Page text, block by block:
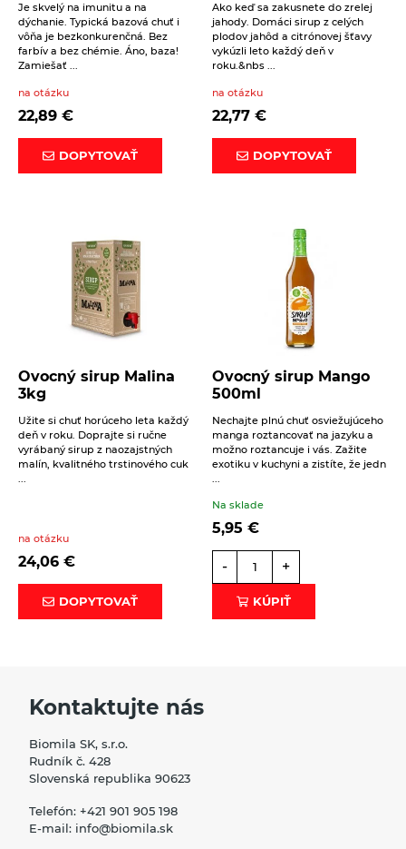
Je skvelý na imunitu a na
dýchanie. Typická bazová chuť i
vôňa je bezkonkurenčná. Bez
farbív a bez chémie. Áno, baza!
Zamiešať ...
na otázku
22,89 €
DOPYTOVAŤ
Ako keď sa zakusnete do zrelej
jahody. Domáci sirup z celých
plodov jahôd a citrónovej šťavy
vykúzli leto každý deň v
roku.&nbs ...
na otázku
22,77 €
DOPYTOVAŤ
Ovocný sirup Malina
3kg
Užite si chuť horúceho leta každý
deň v roku. Doprajte si ručne
vyrábaný sirup z naozajstných
malín, kvalitného trstinového cuk
na otázku
24,06 €
DOPYTOVAŤ
Ovocný sirup Mango
500ml
Nechajte plnú chuť osviežujúceho
manga roztancovať na jazyku a
možno roztancuje i vás. Zažite
exotiku v kuchyni a zistíte, že jedn
Na sklade
5,95 €
- +
KÚPIŤ
Kontaktujte nás
Biomila SK, s.r.o.
Rudník č. 428
Slovenská republika 90623
Telefón: +421 901 905 198
E-mail: info@biomila.sk